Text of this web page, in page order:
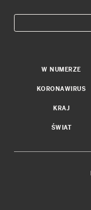
W NUMERZE
KORONAWIRUS
KRAJ
ŚWIAT